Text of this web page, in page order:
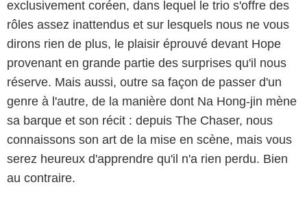
exclusivement coréen, dans lequel le trio s'offre des
rôles assez inattendus et sur lesquels nous ne vous
dirons rien de plus, le plaisir éprouvé devant Hope
provenant en grande partie des surprises qu'il nous
réserve. Mais aussi, outre sa façon de passer d'un
genre à l'autre, de la manière dont Na Hong-jin mène
sa barque et son récit : depuis The Chaser, nous
connaissons son art de la mise en scène, mais vous
serez heureux d'apprendre qu'il n'a rien perdu. Bien
au contraire.